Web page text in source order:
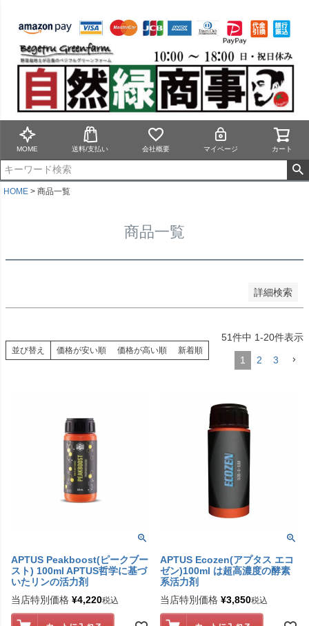
MOME 送料/支払い 会社概要 マイページ カート
HOME 商品一覧
商品一覧
詳細検索
バンドル販売
予約商品
予約商品のみを表示
並び順
新着順
登録順
価格が安い順
価格が高い順
キーワードヒット順
検索
並び替え 価格が安い順 価格が高い順 新着順
51件中 1-20件表示
1 2 3
APTUS Peakboost(ピークブー
スト) 100ml APTUS哲学に基づ
いたリンの活力剤
当店特別価格 ¥4,220税込
APTUS Ecozen(アプタス エコ
ゼン)100ml は超高濃度の酵素
系活力剤
当店特別価格 ¥3,850税込